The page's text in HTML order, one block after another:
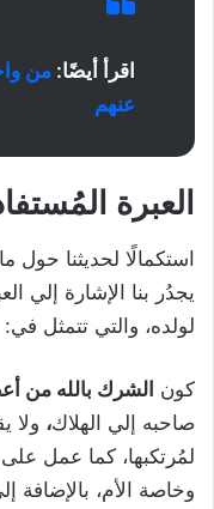
اقرأ أيضًا: من
عنهم
العبرة
استكمالًا لحديثنا حول
يجدُر بنا الإشارة إلي
لولده، والتي تتمثل في:
كون الشرك بالله من
صاحبه إلي الهلاك، ولا
لمُرتكبها، كما عمل
وخاصة الأم، بالإضافة